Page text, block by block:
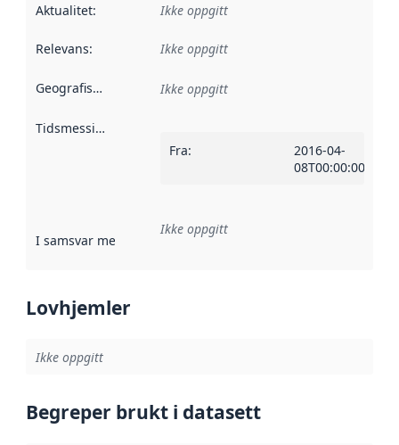
Aktualitet: Ikke oppgitt
Relevans: Ikke oppgitt
Geografisk avgrensning :
Ikke oppgitt
Tidsmessig avgrensning
Fra:
2016-04-
08T00:00:00Z
I samsvar med Referanse til en implementasjonsregel
Ikke oppgitt
Lovhjemler
Ikke oppgitt
Begreper brukt i datasett